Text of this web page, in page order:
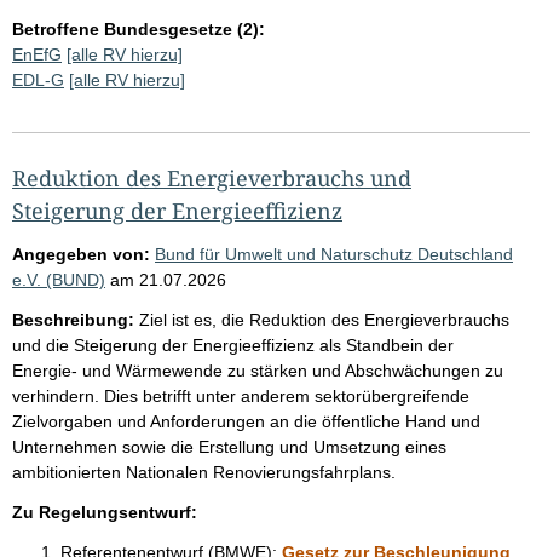
Betroffene Bundesgesetze (2):
EnEfG [alle RV hierzu]
EDL-G [alle RV hierzu]
Reduktion des Energieverbrauchs und
Steigerung der Energieeffizienz
Angegeben von: Bund für Umwelt und Naturschutz Deutschland
e.V. (BUND) am 21.07.2026
Beschreibung: Ziel ist es, die Reduktion des Energieverbrauchs
und die Steigerung der Energieeffizienz als Standbein der
Energie- und Wärmewende zu stärken und Abschwächungen zu
verhindern. Dies betrifft unter anderem sektorübergreifende
Zielvorgaben und Anforderungen an die öffentliche Hand und
Unternehmen sowie die Erstellung und Umsetzung eines
ambitionierten Nationalen Renovierungsfahrplans.
Zu Regelungsentwurf:
Referentenentwurf (BMWE): Gesetz zur Beschleunigung